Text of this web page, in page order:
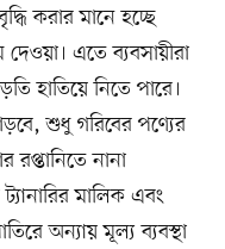
করার মানে হচ্ছে
এতে ব্যবসায়ীরা
হাতিয়ে নিতে পারে।
শুধু গরিবের পণ্যের
রপ্তানিতে নানা
ট্যানারির মালিক এবং
অন্যায় মূল্য ব্যবস্থা